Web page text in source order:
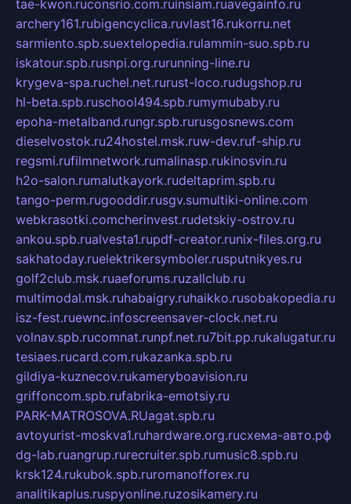
tae-kwon.ruconsrio.com.ruinsiam.ruavegainfo.ru
archery161.rubigencyclica.ruvlast16.rukorru.net
sarmiento.spb.suextelopedia.rulammin-suo.spb.ru
iskatour.spb.rusnpi.org.rurunning-line.ru
krygeva-spa.ruchel.net.rurust-loco.rudugshop.ru
hl-beta.spb.ruschool494.spb.rumymubaby.ru
epoha-metalband.rungr.spb.rurusgosnews.com
dieselvostok.ru24hostel.msk.ruw-dev.ruf-ship.ru
regsmi.rufilmnetwork.rumalinasp.rukinosvin.ru
h2o-salon.rumalutkayork.rudeltaprim.spb.ru
tango-perm.rugooddir.rusgv.sumultiki-online.com
webkrasotki.comcherinvest.rudetskiy-ostrov.ru
ankou.spb.rualvesta1.rupdf-creator.runix-files.org.ru
sakhatoday.ruelektrikersymboler.rusputnikyes.ru
golf2club.msk.ruaeforums.ruzallclub.ru
multimodal.msk.ruhabaigry.ruhaikko.rusobakopedia.ru
isz-fest.ruewnc.infoscreensaver-clock.net.ru
volnav.spb.rucomnat.runpf.net.ru7bit.pp.rukalugatur.ru
tesiaes.rucard.com.rukazanka.spb.ru
gildiya-kuznecov.rukameryboavision.ru
griffoncom.spb.rufabrika-emotsiy.ru
PARK-MATROSOVA.RUagat.spb.ru
avtoyurist-moskva1.ruhardware.org.ruсхема-авто.рф
dg-lab.ruangrup.rurecruiter.spb.rumusic8.spb.ru
krsk124.rukubok.spb.ruromanofforex.ru
analitikaplus.ruspyonline.ruzosikamery.ru